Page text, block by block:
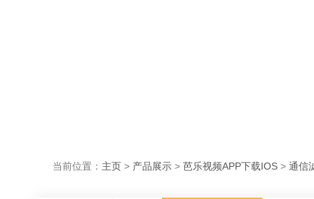
当前位置： 主页 > 产品展示 >芭乐视频APP下载IOS >通信